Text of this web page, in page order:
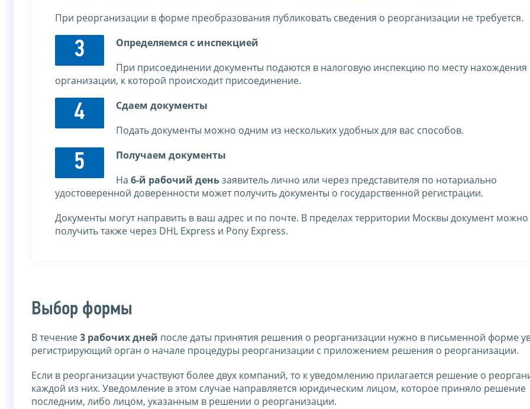
При реорганизации в форме преобразования публиковать сведения о реорганизации не требуется.
3
Определяемся с инспекцией
При присоединении документы подаются в налоговую инспекцию по месту нахождения
организации, к которой происходит присоединение.
4
Сдаем документы
Подать документы можно одним из нескольких удобных для вас способов.
5
Получаем документы
На 6-й рабочий деньзаявитель лично или через представителя по нотариально
удостоверенной доверенности может получить документы о государственной регистрации.
Документы могут направить в ваш адрес и по почте. В пределах территории Москвы документ можно
получить также через DHL Express и Pony Express.
Выбор формы
В течение3 рабочих дней после даты принятия решения о реорганизации нужно в письменной форме
регистрирующий орган о начале процедуры реорганизации с приложением решения о реорганизации.
Если в реорганизации участвуют более двух компаний, то к уведомлению прилагается решение о
каждой из них. Уведомление в этом случае направляется юридическим лицом, которое приняло решение
последним, либо лицом, указанным в решении о реорганизации.